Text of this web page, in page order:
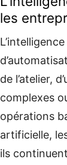
les
de l’atelier,
complexes
opérations
artificielle,
ils